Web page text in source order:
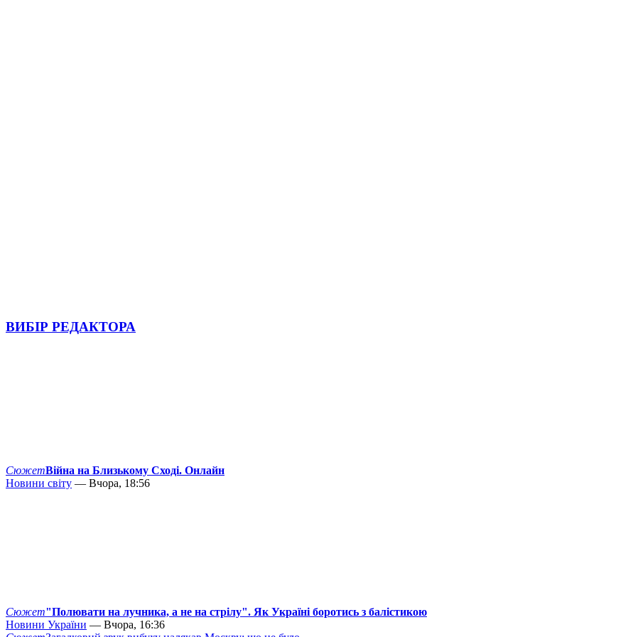
ВИБІР РЕДАКТОРА
СюжетВійна на Близькому Сході. Онлайн
Новини світу — Вчора, 18:56
Сюжет"Полювати на лучника, а не на стрілу". Як Україні боротись з балістикою
Новини України — Вчора, 16:36